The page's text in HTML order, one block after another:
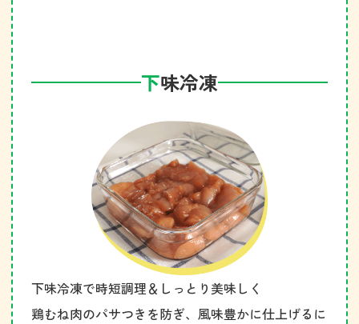
下味冷凍
下味冷凍で時短調理＆しっとり美味しく
鶏むね肉のパサつきを防ぎ、風味豊かに仕上げるに